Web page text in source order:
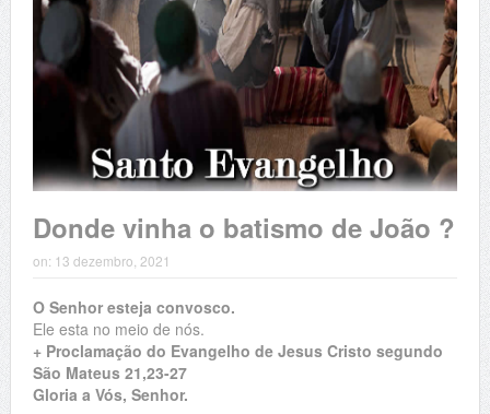
Donde vinha o batismo de João ?
on: 13 dezembro, 2021
O Senhor esteja convosco.
Ele esta no meio de nós.
+ Proclamação do Evangelho de Jesus Cristo segundo
São Mateus 21,23-27
Gloria a Vós, Senhor.